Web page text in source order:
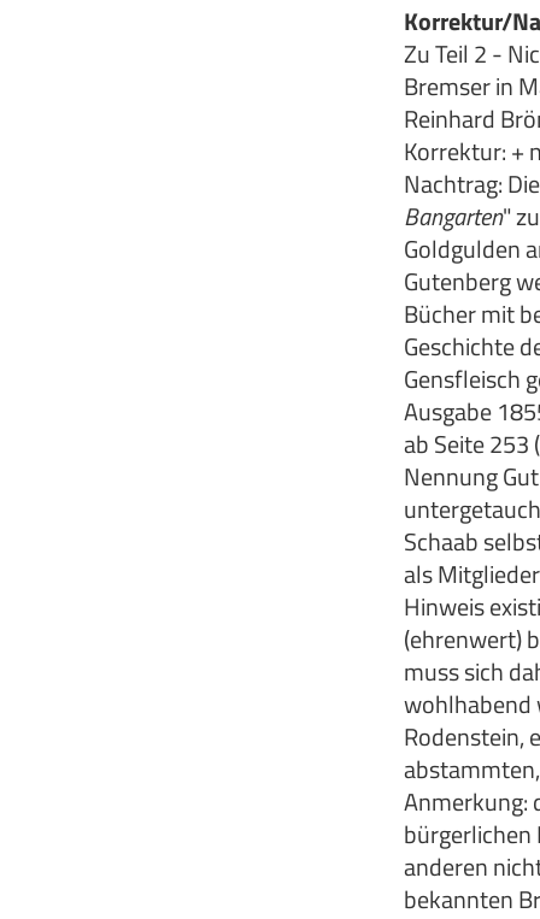
Korrektur/
Zu Teil 2 -
Bremser in
Reinhard
Korrektur: +
Nachtrag:
Bangarten"
Goldgulden
Gutenberg
Bücher mit
Geschichte
Gensfleisch
Ausgabe
ab Seite 253
Nennung
Schaab
als
Hinweis
(ehrenwert)
muss sich
wohlhabend
Rodenstein,
Anmerkung:
bürgerlichen
anderen
bekannten